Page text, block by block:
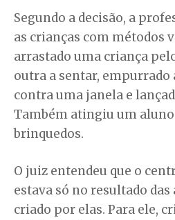
Segundo a decisão, a
as crianças com métodos
arrastado uma criança
outra a sentar, empurrado
contra uma janela e
Também atingiu um aluno
brinquedos.
O juiz entendeu que o
estava só no resultado
criado por elas. Para ele,